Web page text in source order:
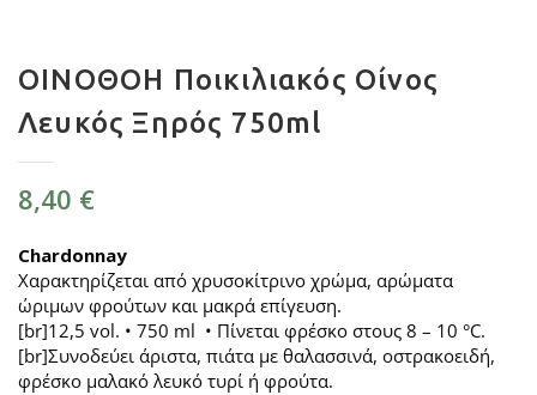
ΟΙΝΟΘΟΗ Ποικιλιακός Οίνος
Λευκός Ξηρός 750ml
8,40 €
Chardonnay
Χαρακτηρίζεται από χρυσοκίτρινο χρώμα, αρώματα
ώριμων φρούτων και μακρά επίγευση.
[br]12,5 vol. • 750 ml • Πίνεται φρέσκο στους 8 – 10 °C.
[br]Συνοδεύει άριστα, πιάτα με θαλασσινά, οστρακοειδή,
φρέσκο μαλακό λευκό τυρί ή φρούτα.